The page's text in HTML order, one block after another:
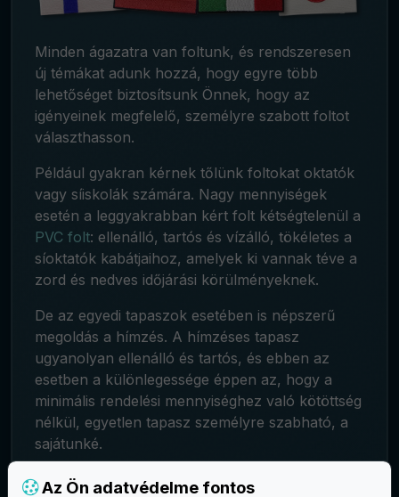
Minden ágazatra van foltunk, és rendszeresen
új témákat adunk hozzá, hogy egyre több
lehetőséget biztosítsunk Önnek, hogy az
igényeinek megfelelő, személyre szabott foltot
választhasson.
Például gyakran kérnek tőlünk foltokat oktatók
vagy síiskolák számára. Nagy mennyiségek
esetén a leggyakrabban kért folt kétségtelenül a
PVC folt: ellenálló, tartós és vízálló, tökéletes a
síoktatók kabátjaihoz, amelyek ki vannak téve a
zord és nedves időjárási körülményeknek.
De az egyedi tapaszok esetében is népszerű
megoldás a hímzés. A hímzéses tapasz
ugyanolyan ellenálló és tartós, és ebben az
esetben a különlegessége éppen az, hogy a
minimális rendelési mennyiséghez való kötöttség
nélkül, egyetlen tapasz személyre szabható, a
sajátunké.
Az Ön adatvédelme fontos